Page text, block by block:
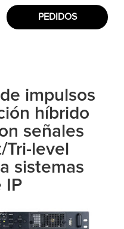
PEDIDOS
impulsos
híbrido
señales
Tri-level
sistemas
IP